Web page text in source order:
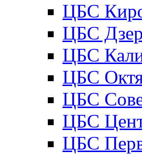
ЦБС
ЦБС
ЦБС
ЦБС
ЦБС
ЦБС
ЦБС